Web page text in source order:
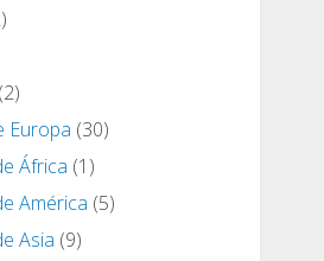
(2)
Europa (30)
África (1)
América (5)
Asia (9)